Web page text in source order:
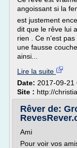
angoissant si la
est justement
dit que le rêve lui
rien . Ce n'est
une fausse
ainsi...
Lire la suite
Date: 2017-09-21
Site : http://
Rêver de:
Ami
Pour voir vos